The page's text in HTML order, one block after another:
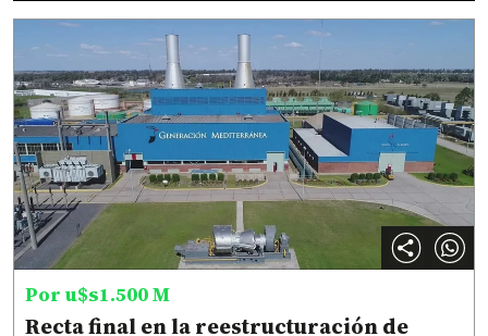
Por u$s1.500 M
Recta final en la reestructuración de